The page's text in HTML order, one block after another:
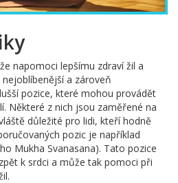
napomoci lepšímu zdraví žil a
a zároveň
pozice, které mohou provádět
Některé z nich jsou zaměřené na
důležité pro lidi, kteří hodně
pozic je například
Mukha Svanasana). Tato pozice
k srdci a může tak pomoci při